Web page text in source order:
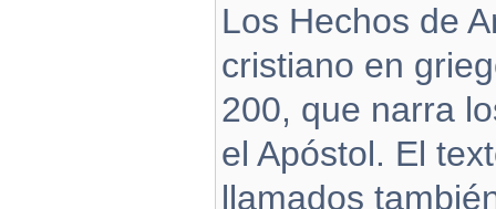
Los Hechos de
cristiano en
200, que narra
el Apóstol. El
llamados